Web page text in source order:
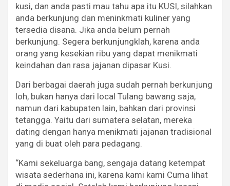
kusi, dan anda pasti mau tahu apa itu KUSI, silahkan
anda berkunjung dan meninkmati kuliner yang
tersedia disana. Jika anda belum pernah
berkunjung. Segera berkunjungklah, karena anda
orang yang kesekian ribu yang dapat menikmati
keindahan dan rasa jajanan dipasar Kusi.
Dari berbagai daerah juga sudah pernah berkunjung
loh, bukan hanya dari local Tulang bawang saja,
namun dari kabupaten lain, bahkan dari provinsi
tetangga. Yaitu dari sumatera selatan, mereka
dating dengan hanya menikmati jajanan tradisional
yang di buat oleh para pedagang.
“Kami sekeluarga bang, sengaja datang ketempat
wisata sederhana ini, karena kami kami Cuma lihat